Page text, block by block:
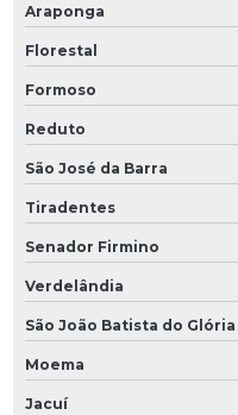
Araponga
Florestal
Formoso
Reduto
São José da Barra
Tiradentes
Senador Firmino
Verdelândia
São João Batista do Glória
Moema
Jacuí